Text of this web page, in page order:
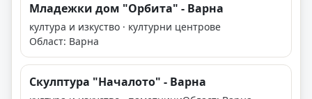
Младежки дом "Орбита" - Варна
култура и изкуство · културни центрове
Област: Варна
Скулптура "Началото" - Варна